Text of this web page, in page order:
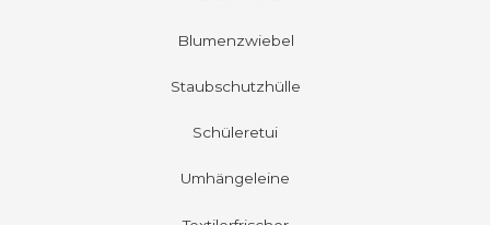
Blumenzwiebel
Staubschutzhülle
Schüleretui
Umhängeleine